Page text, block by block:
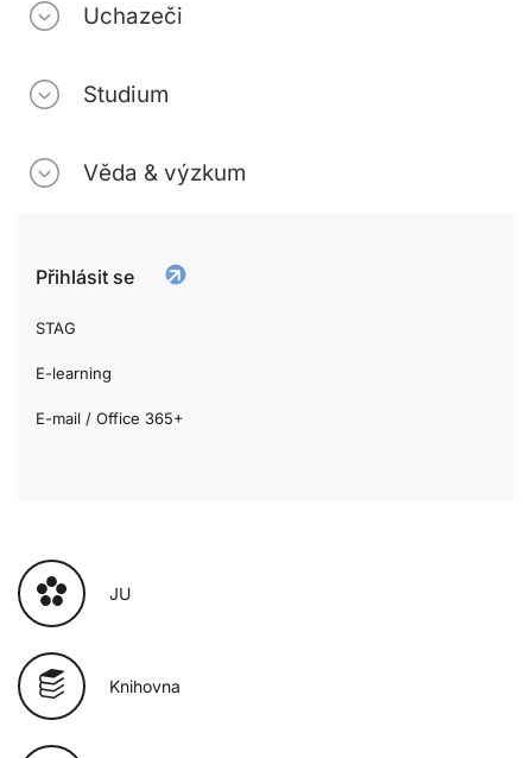
Uchazeči
Studium
Věda & výzkum
Přihlásit se
STAG
E-learning
E-mail / Office 365+
JU
Knihovna